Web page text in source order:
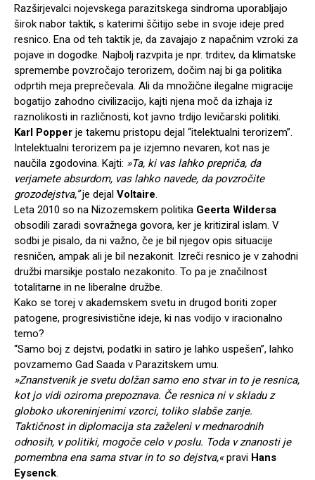
Razširjevalci nojevskega parazitskega sindroma uporabljajo
širok nabor taktik, s katerimi ščitijo sebe in svoje ideje pred
resnico. Ena od teh taktik je, da zavajajo z napačnim vzroki za
pojave in dogodke. Najbolj razvpita je npr. trditev, da klimatske
spremembe povzročajo terorizem, dočim naj bi ga politika
odprtih meja preprečevala. Ali da množične ilegalne migracije
bogatijo zahodno civilizacijo, kajti njena moč da izhaja iz
raznolikosti in različnosti, kot javno trdijo levičarski politiki.
Karl Popper je takemu pristopu dejal “itelektualni terorizem”.
Intelektualni terorizem pa je izjemno nevaren, kot nas je
naučila zgodovina. Kajti: »Ta, ki vas lahko prepriča, da
verjamete absurdom, vas lahko navede, da povzročite
grozodejstva,”je dejal Voltaire
Leta 2010 so na Nizozemskem politika Geerta Wildersa
obsodili zaradi sovražnega govora, ker je kritiziral islam. V
sodbi je pisalo, da ni važno, če je bil njegov opis situacije
resničen, ampak ali je bil nezakonit. Izreči resnico je v zahodni
družbi marsikje postalo nezakonito. To pa je značilnost
totalitarne in ne liberalne družbe.
Kako se torej v akademskem svetu in drugod boriti zoper
patogene, progresivistične ideje, ki nas vodijo v iracionalno
temo?
“Samo boj z dejstvi, podatki in satiro je lahko uspešen”, lahko
povzamemo Gad Saada v Parazitskem umu.
»Znanstvenik je svetu dolžan samo eno stvar in to je resnica,
kot jo vidi oziroma prepoznava. Če resnica ni v skladu z
globoko ukoreninjenimi vzorci, toliko slabše zanje.
Taktičnost in diplomacija sta zaželeni v mednarodnih
odnosih, v politiki, mogoče celo v poslu. Toda v znanosti je
pomembna ena sama stvar in to so dejstva,«pravi Hans
Eysenck